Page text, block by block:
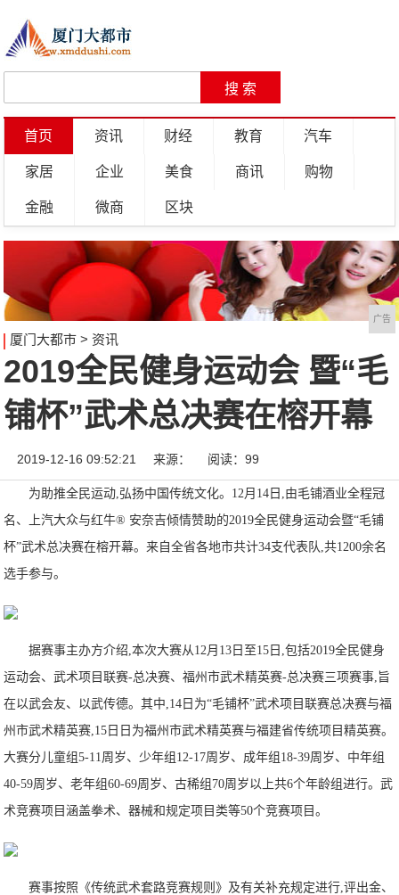
首页 资讯 财经 教育 汽车
家居 企业 美食 商讯 购物
金融 微商 区块
广告
厦门大都市> 资讯
2019全民健身运动会 暨“毛
铺杯”武术总决赛在榕开幕
2019-12-16 09:52:21 来源： 阅读：99
为助推全民运动,弘扬中国传统文化。12月14日,由毛铺酒业全程冠
名、上汽大众与红牛® 安奈吉倾情赞助的2019全民健身运动会暨“毛铺
杯”武术总决赛在榕开幕。来自全省各地市共计34支代表队,共1200余名
选手参与。
据赛事主办方介绍,本次大赛从12月13日至15日,包括2019全民健身
运动会、武术项目联赛-总决赛、福州市武术精英赛-总决赛三项赛事,旨
在以武会友、以武传德。其中,14日为“毛铺杯”武术项目联赛总决赛与福
州市武术精英赛,15日日为福州市武术精英赛与福建省传统项目精英赛。
大赛分儿童组5-11周岁、少年组12-17周岁、成年组18-39周岁、中年组
40-59周岁、老年组60-69周岁、古稀组70周岁以上共6个年龄组进行。武
术竞赛项目涵盖拳术、器械和规定项目类等50个竞赛项目。
赛事按照《传统武术套路竞赛规则》及有关补充规定进行,评出金、